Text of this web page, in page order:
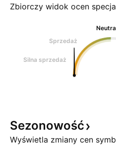
Zbiorczy widok ocen
Sprzedaż
Silna sprzedaż
Sezonowość
Wyświetla zmiany cen